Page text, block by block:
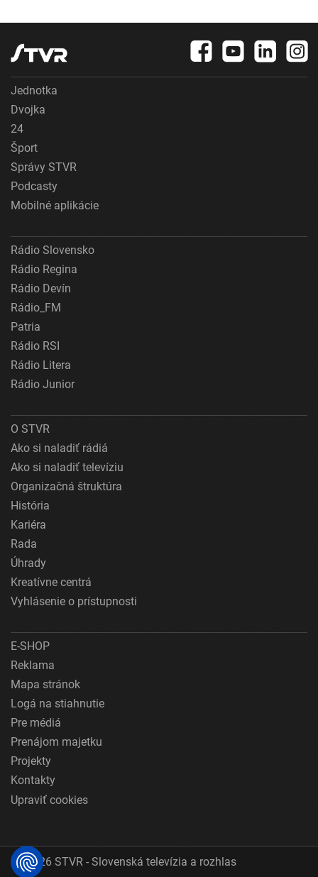
Jednotka
Dvojka
24
Šport
Správy STVR
Podcasty
Mobilné aplikácie
Rádio Slovensko
Rádio Regina
Rádio Devín
Rádio_FM
Patria
Rádio RSI
Rádio Litera
Rádio Junior
O STVR
Ako si naladiť rádiá
Ako si naladiť televíziu
Organizačná štruktúra
História
Kariéra
Rada
Úhrady
Kreatívne centrá
Vyhlásenie o prístupnosti
E-SHOP
Reklama
Mapa stránok
Logá na stiahnutie
Pre médiá
Prenájom majetku
Projekty
Kontakty
Upraviť cookies
© 2026 STVR - Slovenská televízia a rozhlas